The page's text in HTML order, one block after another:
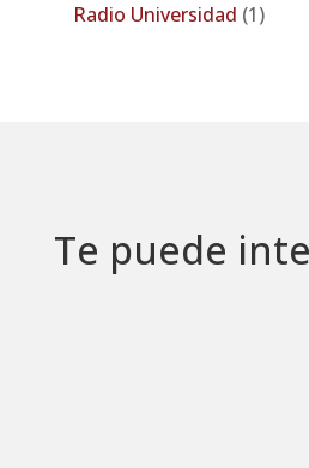
Radio Universidad (1)
Te puede